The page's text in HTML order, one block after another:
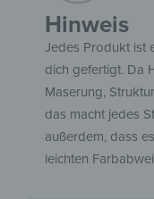
Hinweis
Jedes Produkt ist
dich gefertigt. Da
Maserung,
das macht jedes
außerdem, dass
leichten